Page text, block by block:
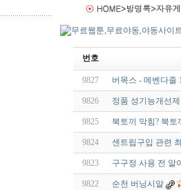
번호
9827 버목스 - 메벤다졸
9826 정품 성기능개선
9825 북토끼 막힘? 북
9824 센트립구입 관련
9823 구구정 사용 전 알
9822 순천 버닝시알